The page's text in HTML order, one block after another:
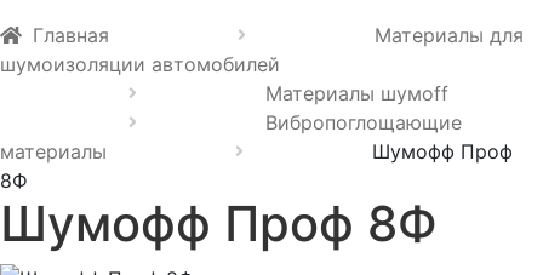
Главная
Материалы для
шумоизоляции автомобилей
Материалы шумoff
Вибропоглощающие
материалы
Шумофф Проф
8Ф
Шумофф Проф 8Ф